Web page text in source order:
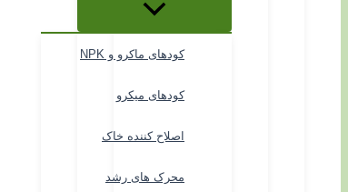
کودهای ماکرو و NPK
کودهای میکرو
اصلاح کننده خاک
محرک های رشد